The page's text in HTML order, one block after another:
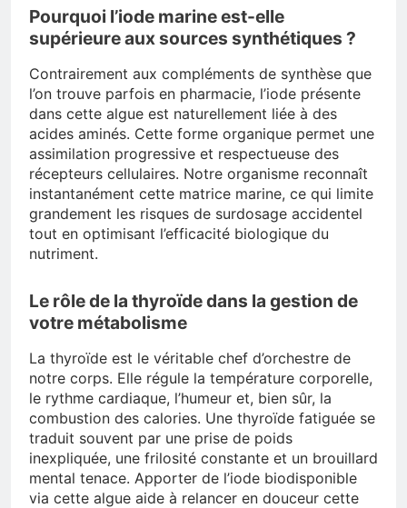
Pourquoi l’iode marine est-elle
supérieure aux sources synthétiques ?
Contrairement aux compléments de synthèse que
l’on trouve parfois en pharmacie, l’iode présente
dans cette algue est naturellement liée à des
acides aminés. Cette forme organique permet une
assimilation progressive et respectueuse des
récepteurs cellulaires. Notre organisme reconnaît
instantanément cette matrice marine, ce qui limite
grandement les risques de surdosage accidentel
tout en optimisant l’efficacité biologique du
nutriment.
Le rôle de la thyroïde dans la gestion de
votre métabolisme
La thyroïde est le véritable chef d’orchestre de
notre corps. Elle régule la température corporelle,
le rythme cardiaque, l’humeur et, bien sûr, la
combustion des calories. Une thyroïde fatiguée se
traduit souvent par une prise de poids
inexpliquée, une frilosité constante et un brouillard
mental tenace. Apporter de l’iode biodisponible
via cette algue aide à relancer en douceur cette